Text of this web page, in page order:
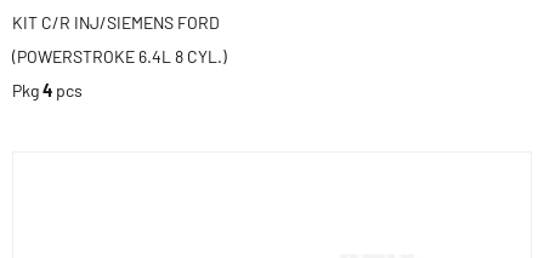
KIT C/R INJ/SIEMENS FORD
(POWERSTROKE 6.4L 8 CYL.)
Pkg4 pcs